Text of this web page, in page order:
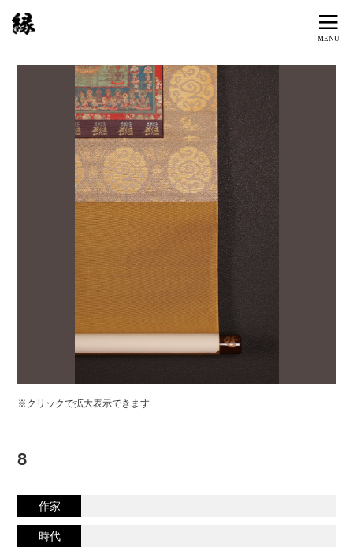
※クリックで拡大表示できます
8
作家
時代